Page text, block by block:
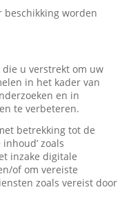
worden
u verstrekt om uw
in het kader van
en in
te verbeteren.
betrekking tot de
zoals
inzake digitale
of om vereiste
zoals vereist door